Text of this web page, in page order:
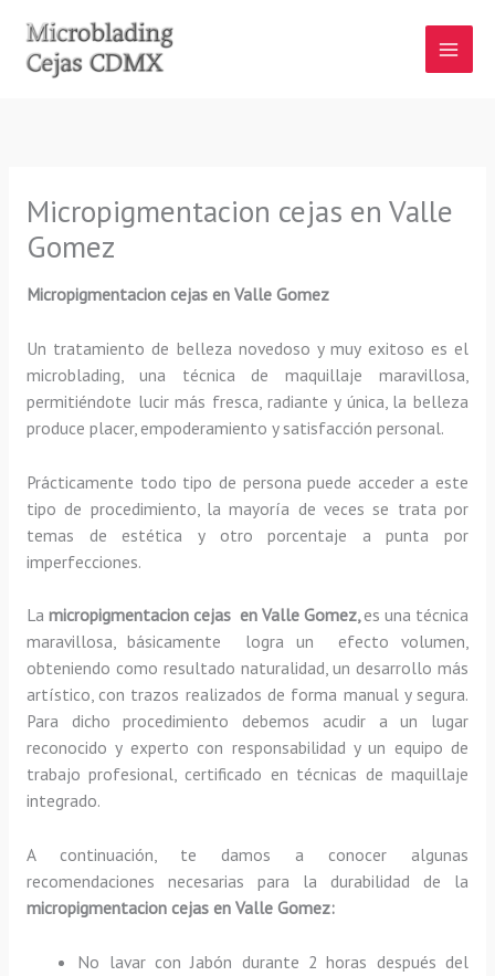
contenido
Micropigmentacion cejas en Valle
Gomez
Micropigmentacion cejas en Valle Gomez
Un tratamiento de belleza novedoso y muy exitoso es el
microblading, una técnica de maquillaje maravillosa,
permitiéndote lucir más fresca, radiante y única, la belleza
produce placer, empoderamiento y satisfacción personal.
Prácticamente todo tipo de persona puede acceder a este
tipo de procedimiento, la mayoría de veces se trata por
temas de estética y otro porcentaje a punta por
imperfecciones.
La micropigmentacion cejas en Valle Gomez,es una técnica
maravillosa, básicamente
logra un efecto volumen,
obteniendo como resultado naturalidad, un desarrollo más
artístico, con trazos realizados de forma manual y segura.
Para dicho procedimiento debemos acudir a un lugar
reconocido y experto con responsabilidad y un equipo de
trabajo profesional, certificado en técnicas de maquillaje
integrado.
A continuación, te damos a conocer algunas
recomendaciones necesarias para la durabilidad de la
micropigmentacion cejas en Valle Gomez:
No lavar con Jabón durante 2 horas después del